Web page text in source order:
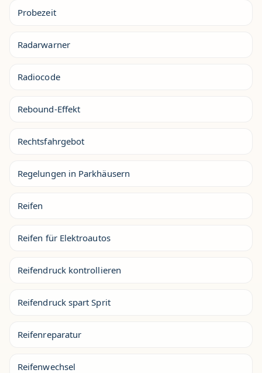
Probezeit
Radarwarner
Radiocode
Rebound-Effekt
Rechtsfahrgebot
Regelungen in Parkhäusern
Reifen
Reifen für Elektroautos
Reifendruck kontrollieren
Reifendruck spart Sprit
Reifenreparatur
Reifenwechsel